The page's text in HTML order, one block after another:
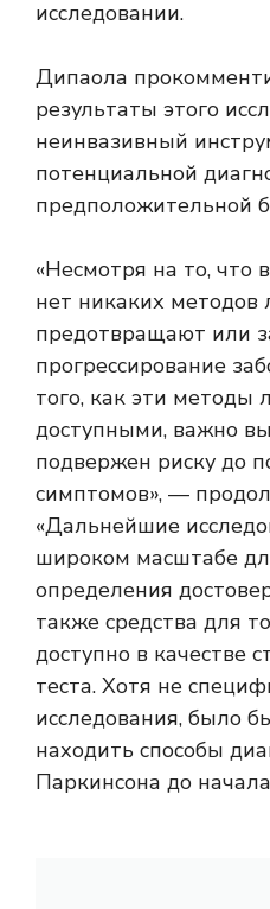
исследовании.
Дипаола
результаты этого
неинвазивный
потенциальной
предположительной
«Несмотря на то, что
нет никаких методов
предотвращают или
прогрессирование
того, как эти методы
доступными, важно
подвержен риску до
симптомов», —
«Дальнейшие
широком масштабе
определения
также средства для
доступно в качестве
теста. Хотя не
исследования, было
находить способы
Паркинсона до